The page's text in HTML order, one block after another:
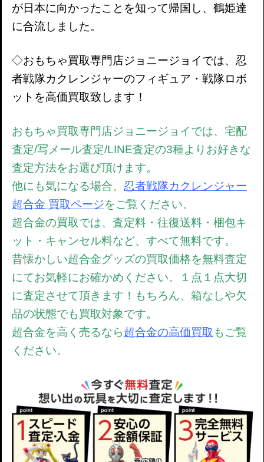
が日本に向かったことを知って帰国し、鶴姫達
に合流しました。
◇おもちゃ買取専門店ジョニージョイでは、忍
者戦隊カクレンジャーのフィギュア・戦隊ロボ
ットを高価買取致します！
おもちゃ買取専門店ジョニージョイでは、宅配
査定/写メール査定/LINE査定の3種よりお好きな
査定方法をお選び頂けます。
他にも気になる場合、 忍者戦隊カクレンジャー
超合金 買取ページをご覧ください。
超合金の買取では、 査定料・往復送料・梱包キ
ット・キャンセル料など、すべて無料です。
昔懐かしい超合金グッズの買取価格を無料査定
にてお気軽にお確かめください。
１点１点大切
に査定させて頂きます！もちろん、箱なしや欠
品の状態でも買取対象です。
超合金を高く売るなら超合金の高価買取 もご覧
ください。